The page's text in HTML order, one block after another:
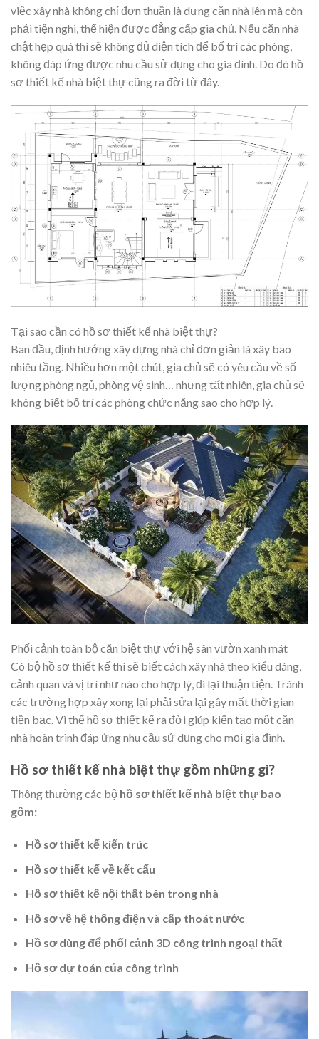
việc xây nhà không chỉ đơn thuần là dựng căn nhà lên mà còn
phải tiện nghi, thể hiện được đẳng cấp gia chủ. Nếu căn nhà
chật hẹp quá thì sẽ không đủ diện tích để bố trí các phòng,
không đáp ứng được nhu cầu sử dụng cho gia đình. Do đó hồ
sơ thiết kế nhà biệt thự cũng ra đời từ đây.
Tại sao cần có hồ sơ thiết kế nhà biệt thự?
Ban đầu, định hướng xây dựng nhà chỉ đơn giản là xây bao
nhiêu tầng. Nhiều hơn một chút, gia chủ sẽ có yêu cầu về số
lượng phòng ngủ, phòng vệ sinh… nhưng tất nhiên, gia chủ sẽ
không biết bố trí các phòng chức năng sao cho hợp lý.
Phối cảnh toàn bộ căn biệt thự với hệ sân vườn xanh mát
Có bộ hồ sơ thiết kế thì sẽ biết cách xây nhà theo kiểu dáng,
cảnh quan và vị trí như nào cho hợp lý, đi lại thuận tiện. Tránh
các trường hợp xây xong lại phải sửa lại gây mất thời gian
tiền bạc. Vì thế hồ sơ thiết kế ra đời giúp kiến tạo một căn
nhà hoàn trình đáp ứng nhu cầu sử dụng cho mọi gia đình.
Hồ sơ thiết kế nhà biệt thự gồm những gì?
Thông thường các bộ hồ sơ thiết kế nhà biệt thự bao
gồm:
Hồ sơ thiết kế kiến trúc
Hồ sơ thiết kế về kết cấu
Hồ sơ thiết kế nội thất bên trong nhà
Hồ sơ về hệ thống điện và cấp thoát nước
Hồ sơ dùng để phối cảnh 3D công trình ngoại thất
Hồ sơ dự toán của công trình